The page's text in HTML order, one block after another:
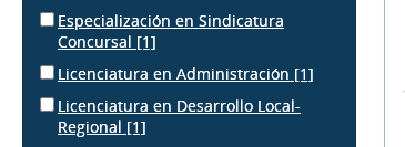
Especialización en Sindicatura
Concursal [1]
Licenciatura en Administración [1]
Licenciatura en Desarrollo Local-
Regional [1]